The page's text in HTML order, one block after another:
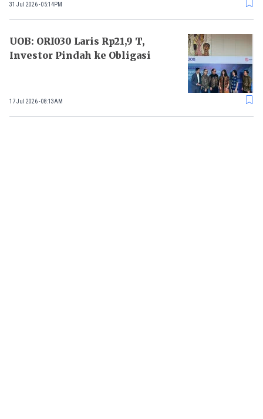
31 Jul 2026 - 05:14PM
UOB: ORI030 Laris Rp21,9 T,
Investor Pindah ke Obligasi
17 Jul 2026 - 08:13AM